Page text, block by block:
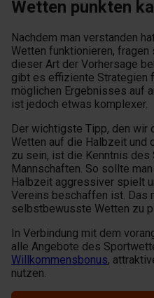
Wetten punkten
Nachdem man verstanden
Wetten funktionieren,
dieser Art der Vorhersage
gibt es effiziente Strategien
möglichen Ergebnisses auf
ist jedoch etwas komplexer.
Der wichtigste Tipp, den wir
Wetten auf die Halbzeit und
zu sein, ist die Kenntnis
Mannschaften. So sollte
Halbzeit aggressiver spielt
Vereins beschaffen ist. Das
selbstbewusste Wetten zu
In Verbindung mit dem
alle Angebote des
Willkommensbonus,
nutzen.